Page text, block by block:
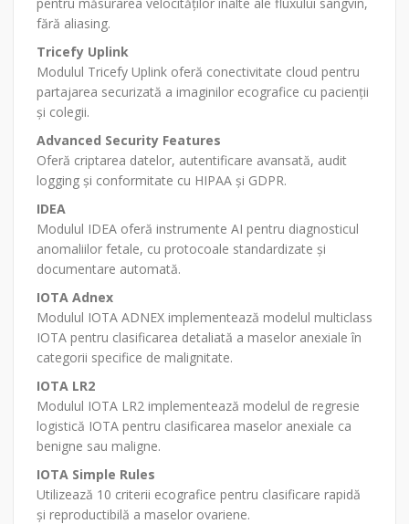
fără aliasing.
Tricefy Uplink
Modulul Tricefy Uplink oferă conectivitate cloud pentru
partajarea securizată a imaginilor ecografice cu pacienții
și colegii.
Advanced Security Features
Oferă criptarea datelor, autentificare avansată, audit
logging și conformitate cu HIPAA și GDPR.
IDEA
Modulul IDEA oferă instrumente AI pentru diagnosticul
anomaliilor fetale, cu protocoale standardizate și
documentare automată.
IOTA Adnex
Modulul IOTA ADNEX implementează modelul multiclass
IOTA pentru clasificarea detaliată a maselor anexiale în
categorii specifice de malignitate.
IOTA LR2
Modulul IOTA LR2 implementează modelul de regresie
logistică IOTA pentru clasificarea maselor anexiale ca
benigne sau maligne.
IOTA Simple Rules
Utilizează 10 criterii ecografice pentru clasificare rapidă
și reproductibilă a maselor ovariene.